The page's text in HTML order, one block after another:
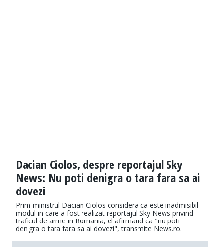
Dacian Ciolos, despre reportajul Sky
News: Nu poti denigra o tara fara sa ai
dovezi
Prim-ministrul Dacian Ciolos considera ca este inadmisibil
modul in care a fost realizat reportajul Sky News privind
traficul de arme in Romania, el afirmand ca "nu poti
denigra o tara fara sa ai dovezi", transmite News.ro.